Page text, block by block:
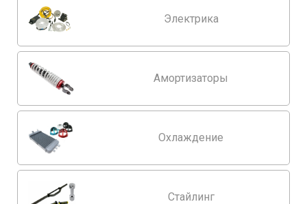
Электрика
Амортизаторы
Охлаждение
Стайлинг